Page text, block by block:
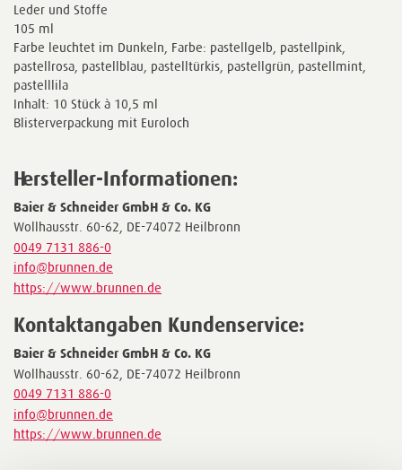
Leder und Stoffe
105 ml
Farbe leuchtet im Dunkeln, Farbe: pastellgelb, pastellpink,
pastellrosa, pastellblau, pastelltürkis, pastellgrün, pastellmint,
pastelllila
Inhalt: 10 Stück à 10,5 ml
Blisterverpackung mit Euroloch
Hersteller-Informationen:
Baier & Schneider GmbH & Co. KG
Wollhausstr. 60-62, DE-74072 Heilbronn
0049 7131 886-0
info@brunnen.de
https://www.brunnen.de
Kontaktangaben Kundenservice:
Baier & Schneider GmbH & Co. KG
Wollhausstr. 60-62, DE-74072 Heilbronn
0049 7131 886-0
info@brunnen.de
https://www.brunnen.de